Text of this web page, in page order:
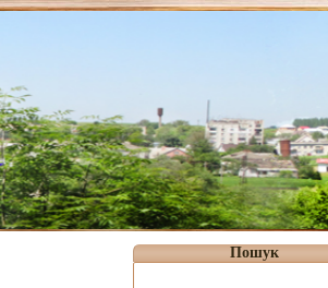
Пошук